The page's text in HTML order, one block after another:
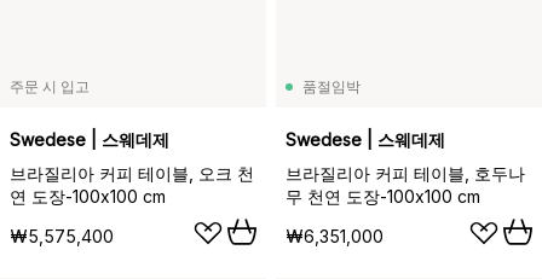
주문 시 입고
Swedese | 스웨데제
브라질리아 커피 테이블, 오크 천
연 도장-100x100 cm
₩5,575,400
품절임박
Swedese | 스웨데제
브라질리아 커피 테이블, 호두나
무 천연 도장-100x100 cm
₩6,351,000